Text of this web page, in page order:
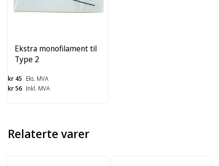
Ekstra monofilament til
Type 2
kr 45 Eks. MVA
kr 56 Inkl. MVA
Relaterte varer